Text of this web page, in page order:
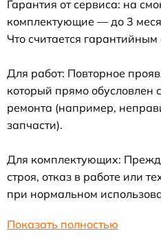
Гарантия от сервиса: на
комплектующие — до 3
Что считается гарантийным
Для работ: Повторное
который прямо обусловлен
ремонта (например,
запчасти).
Для комплектующих:
строя, отказ в работе или
при нормальном
Показать полностью